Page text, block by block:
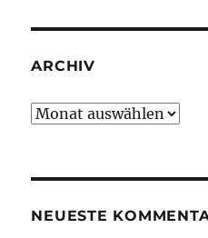
ARCHIV
Archiv
NEUESTE